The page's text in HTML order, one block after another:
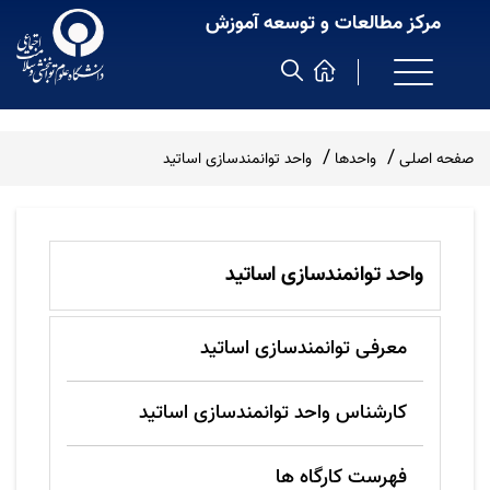
مرکز مطالعات و توسعه آموزش
صفحه اصلی واحدها واحد توانمندسازی اساتید
واحد توانمندسازی اساتید
معرفی توانمندسازی اساتید
کارشناس واحد توانمندسازی اساتید
فهرست کارگاه ها